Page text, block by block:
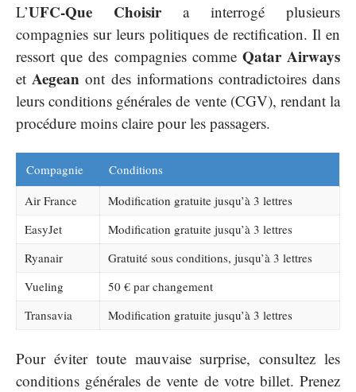
L’UFC-Que Choisira interrogé plusieurs
compagnies sur leurs politiques de rectification. Il en
ressort que des compagnies comme Qatar Airways
etAegean ont des informations contradictoires dans
leurs conditions générales de vente (CGV), rendant la
procédure moins claire pour les passagers.
Compagnie
Conditions
Air France
Modification gratuite jusqu’à 3 lettres
EasyJet
Modification gratuite jusqu’à 3 lettres
Ryanair
Gratuité sous conditions, jusqu’à 3 lettres
Vueling
50 € par changement
Transavia
Modification gratuite jusqu’à 3 lettres
Pour éviter toute mauvaise surprise, consultez les
conditions générales de vente de votre billet. Prenez